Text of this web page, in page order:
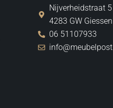
Nijverheidstraat 5
4283 GW
06 51107933